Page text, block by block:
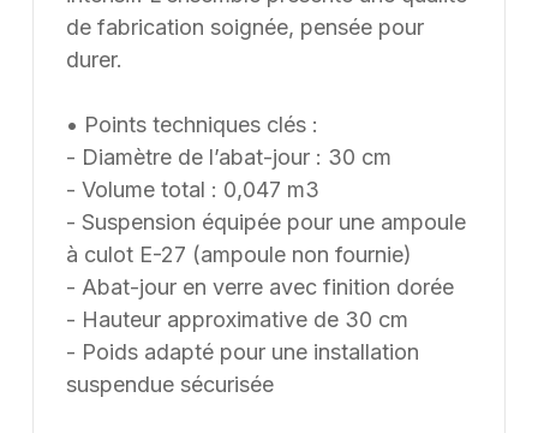
de fabrication soignée, pensée pour
durer.
• Points techniques clés :
- Diamètre de l’abat-jour : 30 cm
- Volume total : 0,047 m3
- Suspension équipée pour une ampoule
à culot E-27 (ampoule non fournie)
- Abat-jour en verre avec finition dorée
- Hauteur approximative de 30 cm
- Poids adapté pour une installation
suspendue sécurisée